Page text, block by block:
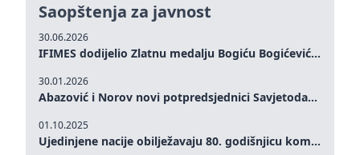
Saopštenja za javnost
30.06.2026
IFIMES dodijelio Zlatnu medalju Bogiću Bogićeviću za izuzetan doprinos demokratskim vrijednostima i miru
30.01.2026
Abazović i Norov novi potpredsjednici Savjetodavnog odbora IFIMES-a
01.10.2025
Ujedinjene nacije obilježavaju 80. godišnjicu komemoracijom na visokom nivou: Eileen Dong predstavlja IFIMES u oblasti ženskog liderstva, unapređenja mira, pravde, rodne ravnopravnosti i održivog razvoja